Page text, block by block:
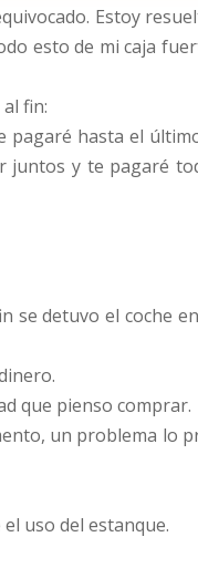
Estoy
esto de mi caja
fin:
hasta el
y te pagaré
se detuvo el coche
que pienso comprar.
un problema lo
uso del estanque.